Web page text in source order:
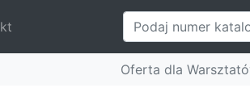
Oferta dla